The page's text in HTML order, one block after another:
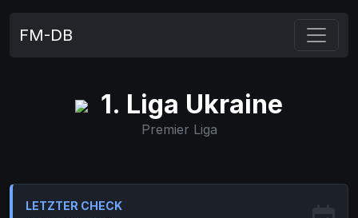
FM-DB
1. Liga Ukraine
Premier Liga
LETZTER CHECK